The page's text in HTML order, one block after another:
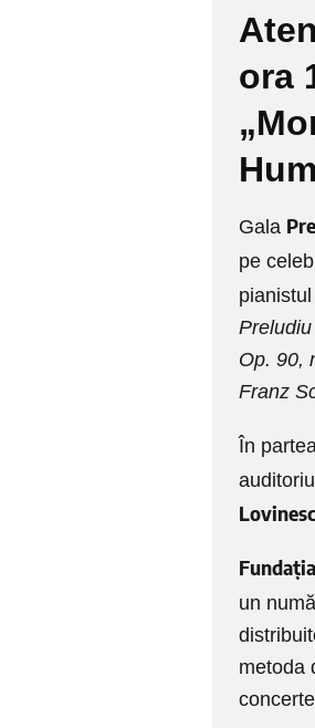
ora
Gala
pe
pianistul
Op. 90,
Franz
În
un
metoda